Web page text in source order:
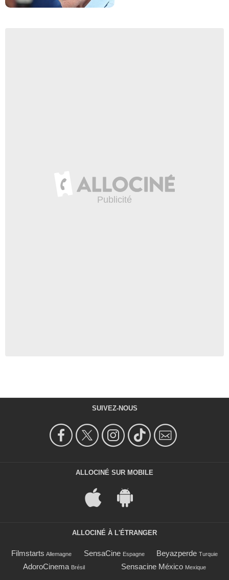
SUIVEZ-NOUS
ALLOCINÉ SUR MOBILE
ALLOCINÉ À L'ÉTRANGER
Filmstarts Allemagne SensaCine Espagne Beyazperde Turquie
AdoroCinema Brésil Sensacine México Mexique